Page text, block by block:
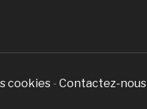
cookies -Contactez-nous